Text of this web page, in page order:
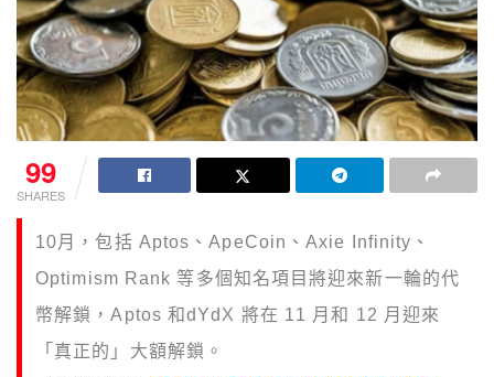
99
SHARES
10月，包括 Aptos、ApeCoin、Axie Infinity、
Optimism Rank 等多個知名項目將迎來新一輪的代
幣解鎖，Aptos 和dYdX 將在 11 月和 12 月迎來
「真正的」大額解鎖。